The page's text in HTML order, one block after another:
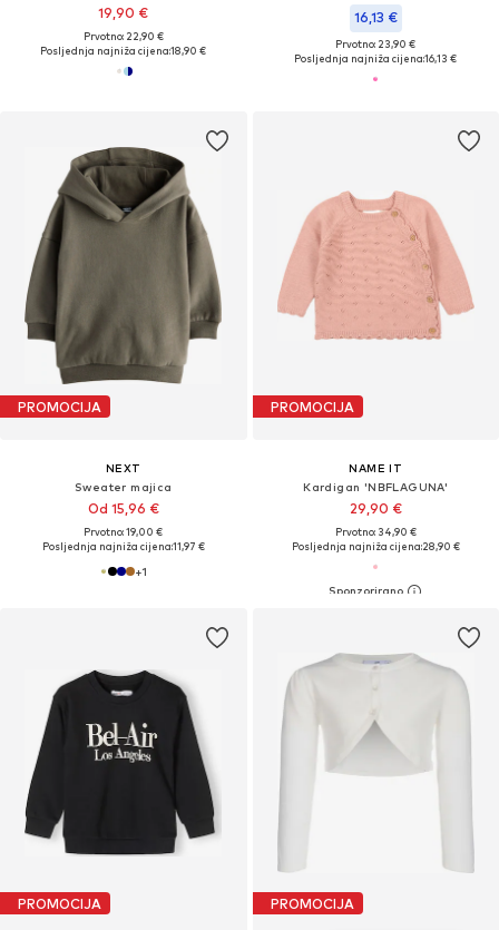
19,90 €
Prvotno: 22,90 €
Posljednja najniža cijena:18,90 €
16,13 €
Prvotno: 23,90 €
Posljednja najniža cijena:16,13 €
PROMOCIJA
NEXT
Sweater majica
Od 15,96 €
Prvotno: 19,00 €
Posljednja najniža cijena:11,97 €
+1
PROMOCIJA
NAME IT
Kardigan 'NBFLAGUNA'
29,90 €
Prvotno: 34,90 €
Posljednja najniža cijena:28,90 €
PROMOCIJA PROMOCIJA